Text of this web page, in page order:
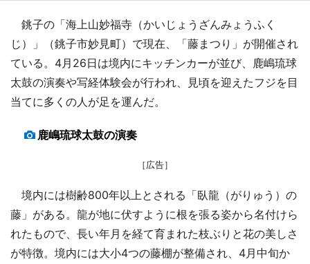
銚子の「海上山妙福寺（かいじょうざんみょうふく
じ）」（銚子市妙見町）で現在、「藤まつり」が開催され
ている。4月26日は境内にキッチンカーが並び、鹿嶋琉球
太鼓の演奏や写経体験会が行われ、見頃を迎えたフジを目
当てに多くの人が足を運んだ。
鹿嶋琉球太鼓の演奏
［広告］
境内には樹齢800年以上とされる「臥龍（がりゅう）の
藤」がある。龍が地に伏すように根を張る姿から名付けら
れたもので、長い年月を経て育まれた枝ぶりと花の美しさ
が特徴。境内には大小4つの藤棚が整備され、4月中旬か